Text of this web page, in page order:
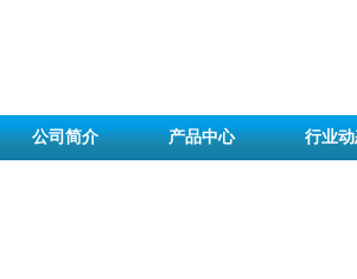
公司简介 产品中心 行业